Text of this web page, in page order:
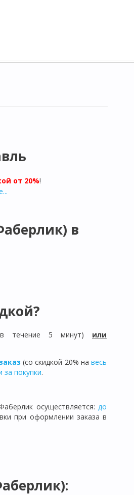
от 20%!
в
течение 5 минут) или
(со скидкой 20% навесь
за покупки.
осуществляется:до
при оформлении заказа в